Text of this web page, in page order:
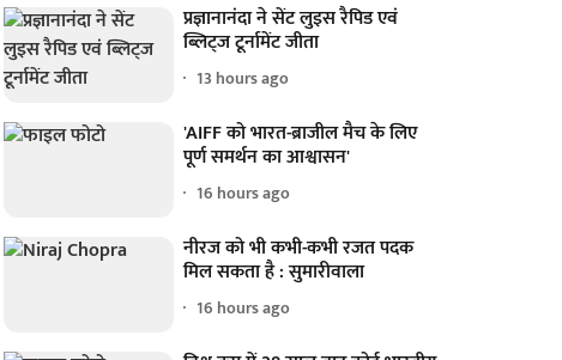
प्रज्ञानानंदा ने सेंट लुइस रैपिड एवं
ब्लिट्ज टूर्नामेंट जीता
13 hours ago
'AIFF को भारत-ब्राजील मैच के लिए
पूर्ण समर्थन का आश्वासन'
16 hours ago
नीरज को भी कभी-कभी रजत पदक
मिल सकता है : सुमारीवाला
16 hours ago